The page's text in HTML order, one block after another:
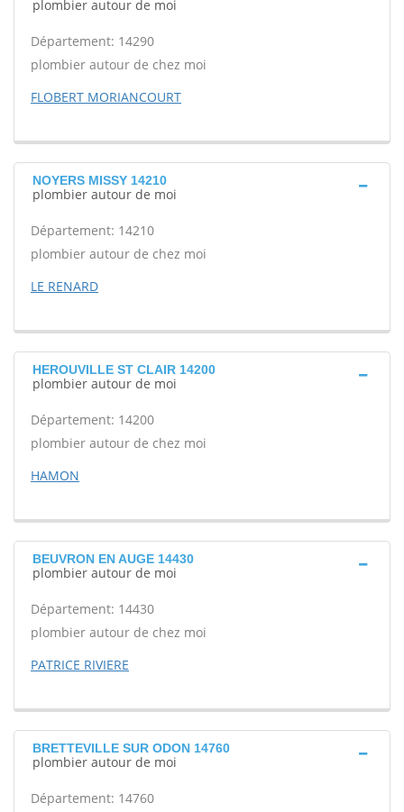
plombier autour de moi
Département: 14290
plombier autour de chez moi
FLOBERT MORIANCOURT
NOYERS MISSY 14210
plombier autour de moi
Département: 14210
plombier autour de chez moi
LE RENARD
HEROUVILLE ST CLAIR 14200
plombier autour de moi
Département: 14200
plombier autour de chez moi
HAMON
BEUVRON EN AUGE 14430
plombier autour de moi
Département: 14430
plombier autour de chez moi
PATRICE RIVIERE
BRETTEVILLE SUR ODON 14760
plombier autour de moi
Département: 14760